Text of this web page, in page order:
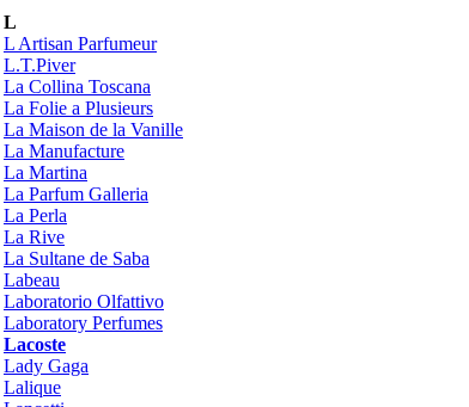
L
L Artisan Parfumeur
L.T.Piver
La Collina Toscana
La Folie a Plusieurs
La Maison de la Vanille
La Manufacture
La Martina
La Parfum Galleria
La Perla
La Rive
La Sultane de Saba
Labeau
Laboratorio Olfattivo
Laboratory Perfumes
Lacoste
Lady Gaga
Lalique